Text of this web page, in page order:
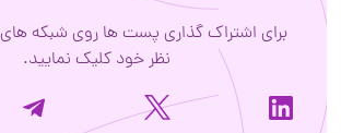
برای اشتراک گذاری پست ها روی شبکه
نظر خود کلیک نمایید.